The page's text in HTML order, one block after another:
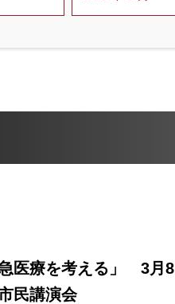
医療を考える」 3月8
民講演会